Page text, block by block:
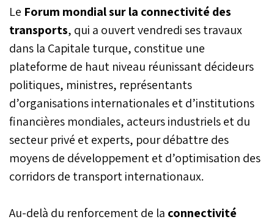
Le Forum mondial sur la connectivité des
transports, qui a ouvert vendredi ses travaux
dans la Capitale turque, constitue une
plateforme de haut niveau réunissant décideurs
politiques, ministres, représentants
d’organisations internationales et d’institutions
financières mondiales, acteurs industriels et du
secteur privé et experts, pour débattre des
moyens de développement et d’optimisation des
corridors de transport internationaux.
Au-delà du renforcement de la connectivité